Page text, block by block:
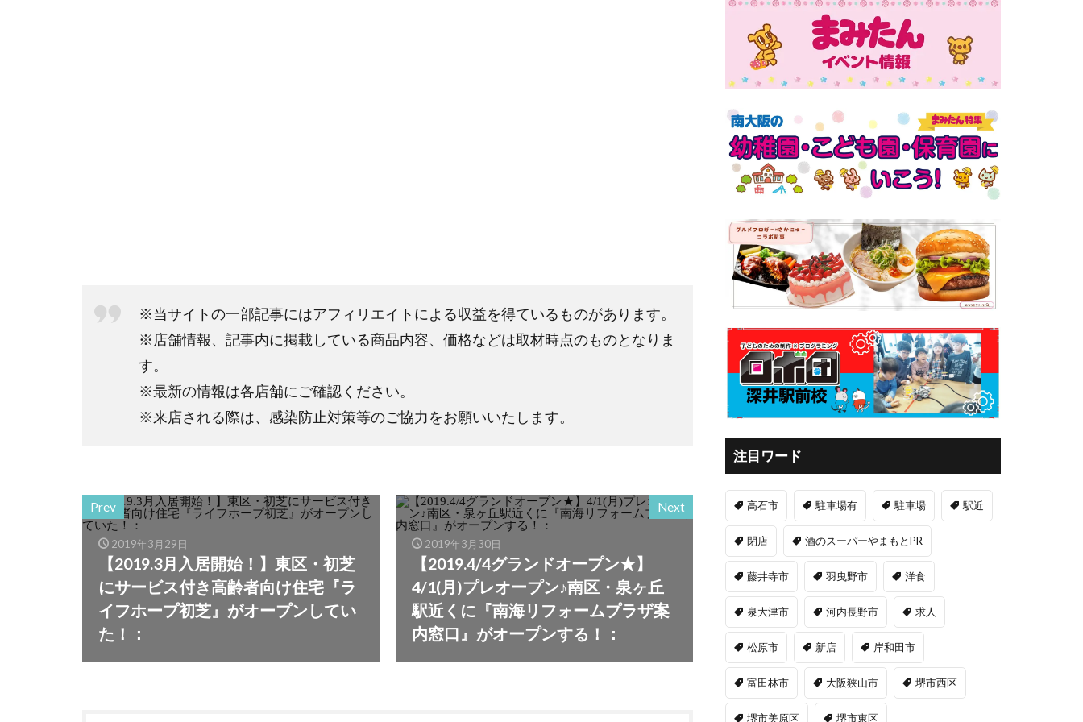
※当サイトの一部記事にはアフィリエイトによる収益を得ているものがあります。
※店舗情報、記事内に掲載している商品内容、価格などは取材時点のものとなりま
す。
※最新の情報は各店舗にご確認ください。
※来店される際は、感染防止対策等のご協力をお願いいたします。
Prev
2019年3月29日
【2019.3月入居開始！】東区・初芝
にサービス付き高齢者向け住宅『ラ
イフホープ初芝』がオープンしてい
た！：
Next
2019年3月30日
【2019.4/4グランドオープン★】
4/1(月)プレオープン♪南区・泉ヶ丘
駅近くに『南海リフォームプラザ案
内窓口』がオープンする！：
注目ワード
高石市 駐車場有 駐車場 駅近
閉店 酒のスーパーやまもとPR
藤井寺市 羽曳野市 洋食
泉大津市 河内長野市 求人
松原市 新店 岸和田市
富田林市 大阪狭山市 堺市西区
堺市美原区 堺市東区